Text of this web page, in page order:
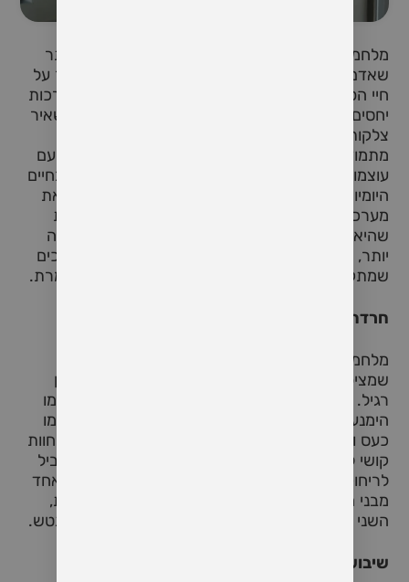
מלחמה היא אחת מהחוויות הקשות והמטלטלות ביותר
שאדם יכול לחוות. לא רק שהיא משפיעה באופן ישיר על
חיי הפרט, אלא גם חודרת למרחב האינטימי של מערכות
יחסים, גורמת לזעזועים רגשיים ופיזיים שעלולים להשאיר
צלקות לטווח ארוך. כאשר אנחנו עדים למלחמה או
מתמודדים איתה באופן אישי, הנפש שלנו מתמודדת עם
עוצמות של חרדה, פחד, ואובדן שאין להם מקבילה בחיים
היומיומיים. עבור זוגות, המצבים הללו יכולים להביא את
מערכת היחסים לקצוות שונים: מצד אחד, יכול להיות
שהיא תחזק את הקשר ותוביל לתחושת קרבה עמוקה
יותר, ומצד שני, היא עלולה ליצור ריחוק, מתח וסכסוכים
שמתקשים להתרפא גם הרבה אחרי שהמלחמה נגמרת.
חרדה, טראומה והשפעתן על מערכת היחסים
מלחמה גורמת לרמות גבוהות של חרדה וטראומה,
שמציפות את התודעה ומונעות מאיתנו לתפקד באופן
רגיל. התחושות הללו עשויות לעורר תגובות קשות, כמו
הימנעות, התכנסות פנימה, או לחלופין תגובות יתר כמו
כעס ותגובות אלימות. בני הזוג, במצב כזה, עלולים לחוות
קושי לתקשר אחד עם השני בצורה פתוחה, מה שמוביל
לריחוק ולפגיעה בתחושת הביטחון ההדדית. כאשר אחד
מבני הזוג חווה טראומה או חרדה בצורה אינטנסיבית,
השני עשוי להרגיש מנותק, חסר אונים, ואולי אפילו ננטש.
שיבוש השגרה והביטחון הביתי